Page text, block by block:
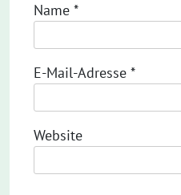
Name *
E-Mail-Adresse *
Website